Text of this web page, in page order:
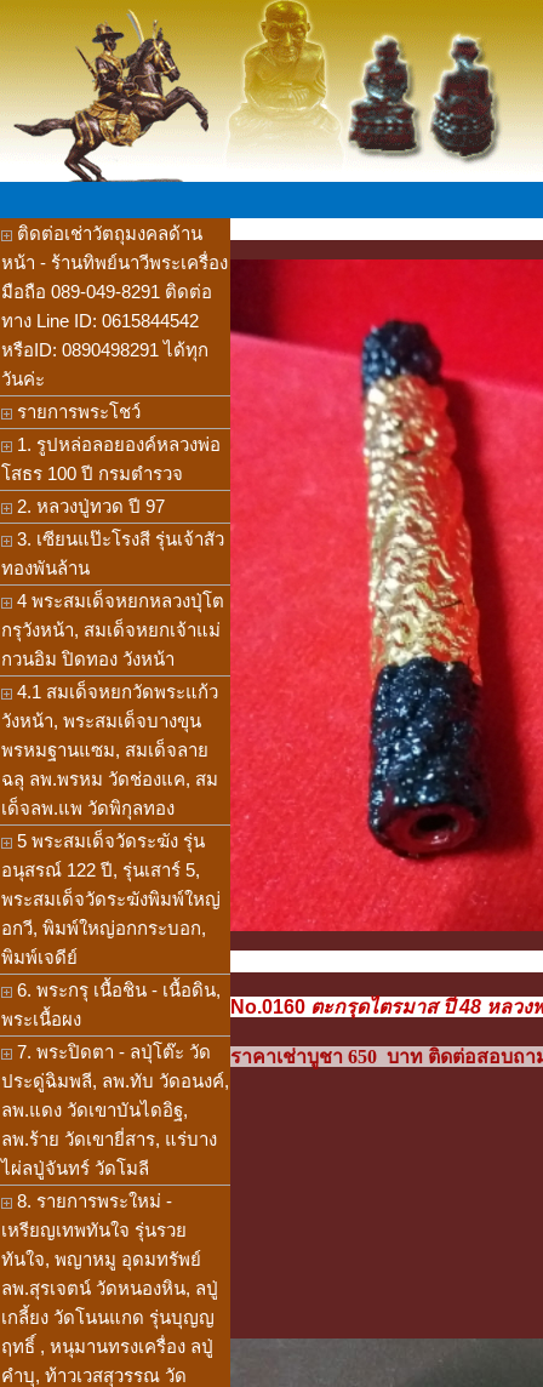
ติดต่อเช่าวัตถุมงคลด้าน
หน้า - ร้านทิพย์นาวีพระเครื่อง
มือถือ 089-049-8291 ติดต่อ
ทาง Line ID: 0615844542
หรือID: 0890498291 ได้ทุก
วันค่ะ
รายการพระโชว์
1. รูปหล่อลอยองค์หลวงพ่อ
โสธร 100 ปี กรมตำรวจ
2. หลวงปู่ทวด ปี 97
3. เซียนแป๊ะโรงสี รุ่นเจ้าสัว
ทองพันล้าน
4 พระสมเด็จหยกหลวงปุ่โต
กรุวังหน้า, สมเด็จหยกเจ้าแม่
กวนอิม ปิดทอง วังหน้า
4.1 สมเด็จหยกวัดพระแก้ว
วังหน้า, พระสมเด็จบางขุน
พรหมฐานแซม, สมเด็จลาย
ฉลุ ลพ.พรหม วัดช่องแค, สม
เด็จลพ.แพ วัดพิกุลทอง
5 พระสมเด็จวัดระฆัง รุ่น
อนุสรณ์ 122 ปี, รุ่นเสาร์ 5,
พระสมเด็จวัดระฆังพิมพ์ใหญ่
อกวี, พิมพ์ใหญ่อกกระบอก,
พิมพ์เจดีย์
6. พระกรุ เนื้อชิน - เนื้อดิน,
พระเนื้อผง
7. พระปิดตา - ลปุ่โต๊ะ วัด
ประดู่ฉิมพลี, ลพ.ทับ วัดอนงค์,
ลพ.แดง วัดเขาบันไดอิฐ,
ลพ.ร้าย วัดเขายี่สาร, แร่บาง
ไผ่ลปู่จันทร์ วัดโมลี
8. รายการพระใหม่ -
เหรียญเทพทันใจ รุ่นรวย
ทันใจ, พญาหมู อุดมทรัพย์
ลพ.สุรเจตน์ วัดหนองหิน, ลปู่
เกลี้ยง วัดโนนแกด รุ่นบุญญ
ฤทธิ์ , หนุมานทรงเครื่อง ลปู่
คำบุ, ท้าวเวสสุวรรณ วัด
No.0160 ตะกรุดไตรมาส ปี 48 หลวง
ราคาเช่าบูชา 650 บาท ติดต่อสอบถา